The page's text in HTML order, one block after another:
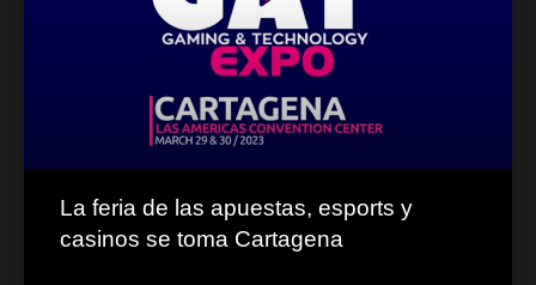
La feria de las apuestas, esports y
casinos se toma Cartagena